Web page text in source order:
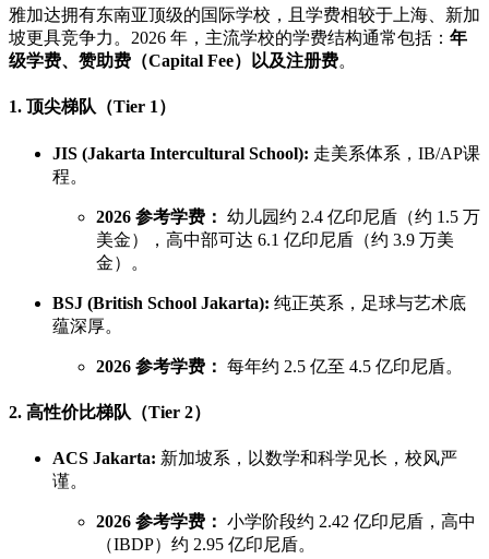
雅加达拥有东南亚顶级的国际学校，且学费相较于上海、新加
坡更具竞争力。2026 年，主流学校的学费结构通常包括： 年
级学费、赞助费（Capital Fee）以及注册费。
1. 顶尖梯队（Tier 1）
JIS (Jakarta Intercultural School): 走美系体系，IB/AP课
程。
2026 参考学费： 幼儿园约 2.4 亿印尼盾（约 1.5 万
美金），高中部可达 6.1 亿印尼盾（约 3.9 万美
金）。
BSJ (British School Jakarta): 纯正英系，足球与艺术底
蕴深厚。
2026 参考学费： 每年约 2.5 亿至 4.5 亿印尼盾。
2. 高性价比梯队（Tier 2）
ACS Jakarta: 新加坡系，以数学和科学见长，校风严
谨。
2026 参考学费： 小学阶段约 2.42 亿印尼盾，高中
（IBDP）约 2.95 亿印尼盾。